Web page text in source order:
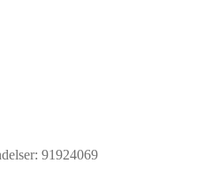
91924069